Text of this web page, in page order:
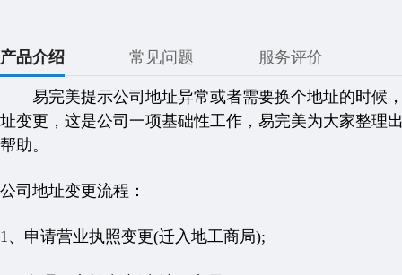
产品介绍 常见问题 服务评价
易完美提示公司地址异常或者需要换个地址的时候
址变更，这是公司一项基础性工作，易完美为大家整理
帮助。
公司地址变更流程：
1、申请营业执照变更(迁入地工商局);